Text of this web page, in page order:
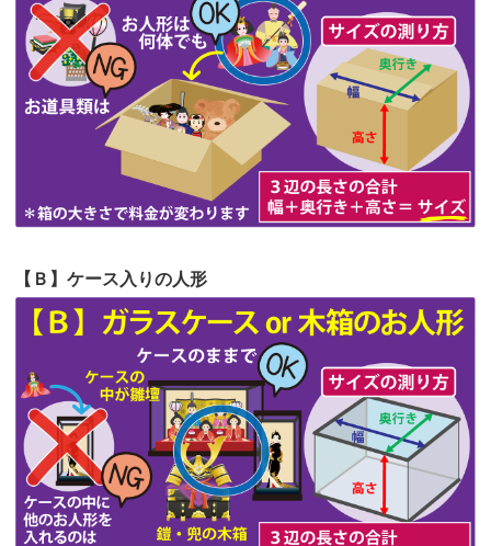
見つけまし...
第62回人形供養祭令和5年6月21日(水)
第61回人形供養祭 令和5年5月19日(金)
第60回人形供養祭令和5年3月28日(火)
第59回人形供養祭 令和5年2月10日(金)
第58回人形供養祭令和5年12月21日(水)
第56回人形供養祭 令和4年10月19日(水)
第55回人形供養祭令和4年9月8日(木)
第54回人形供養祭令和4年8月1日(月)
第53回人形供養祭令和4年7月1日(金)
第52回人形供養祭令和4年5月17日(火)
第51回人形供養祭令和4年4月18日(月)
【Ｂ】ケース入りの人形